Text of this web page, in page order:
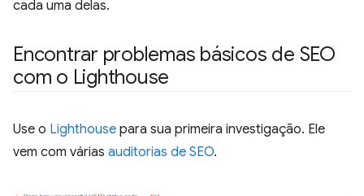
cada uma delas.
Encontrar problemas básicos de SEO
com o Lighthouse
Use o Lighthouse para sua primeira investigação. Ele
vem com várias auditorias de SEO.